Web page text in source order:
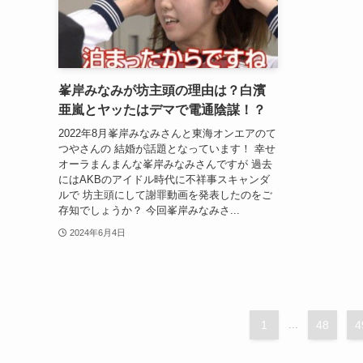
峯岸みなみが坊主頭の理由は？白濱
亜嵐とヤッたはデマで電通陰謀！？
2022年8月峯岸みなみさんと東海オンエアのて
つやさんの 結婚が話題となっています！ 幸せ
オーラまんまんな峯岸みなみさんですが 過去
にはAKBのアイドル時代に不祥事スキャンダ
ルで 坊主頭にして謝罪動画を発表したのをご
存知でしょうか？ 今回峯岸みなみさ...
2024年6月4日
1 48